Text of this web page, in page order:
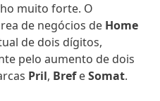
muito forte. O
de negócios de Home
de dois dígitos,
pelo aumento de dois
Pril, BrefeSomat.